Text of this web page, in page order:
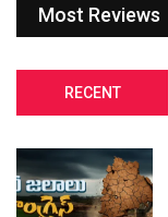
Most Reviews
RECENT